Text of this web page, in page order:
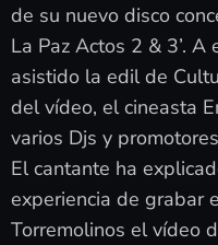
de su nuevo disco
La Paz Actos 2 & 3’.
asistido la edil de
del vídeo, el cineasta
varios Djs y
El cantante ha
experiencia de grabar
Torremolinos el vídeo